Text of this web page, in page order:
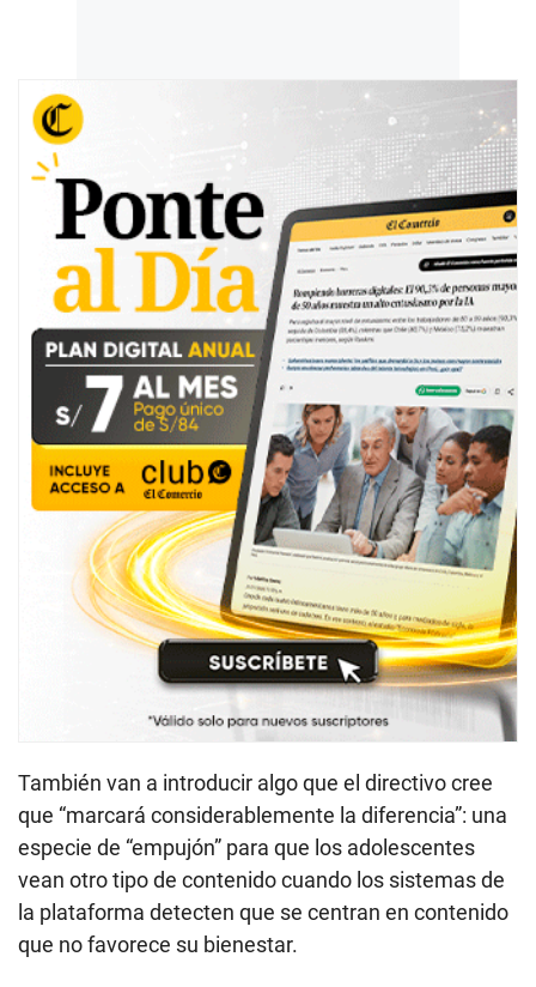
También van a introducir algo que el directivo cree
que “marcará considerablemente la diferencia”: una
especie de “empujón” para que los adolescentes
vean otro tipo de contenido cuando los sistemas de
la plataforma detecten que se centran en contenido
que no favorece su bienestar.